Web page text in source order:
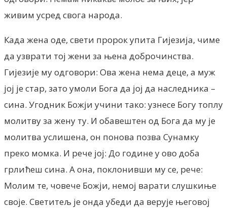
живим усред свога народа.
Када жена оде, свети пророк упита Гијезија, чиме
да узврати тој жени за њена доброчинства.
Гијезије му одговори: Ова жена нема деце, а муж
јој је стар, зато умоли Бога да јој да наследника –
сина. Угодник Божји учини тако: узнесе Богу топлу
молитву за жену ту. И обавештен од Бога да му је
молитва услишена, он понова позва Сунамку
преко момка. И рече јој: До године у ово доба
грлићеш сина. А она, поклонивши му се, рече:
Молим те, човече Божји, немој варати слушкиње
своје. Светитељ је онда убеди да верује његовој